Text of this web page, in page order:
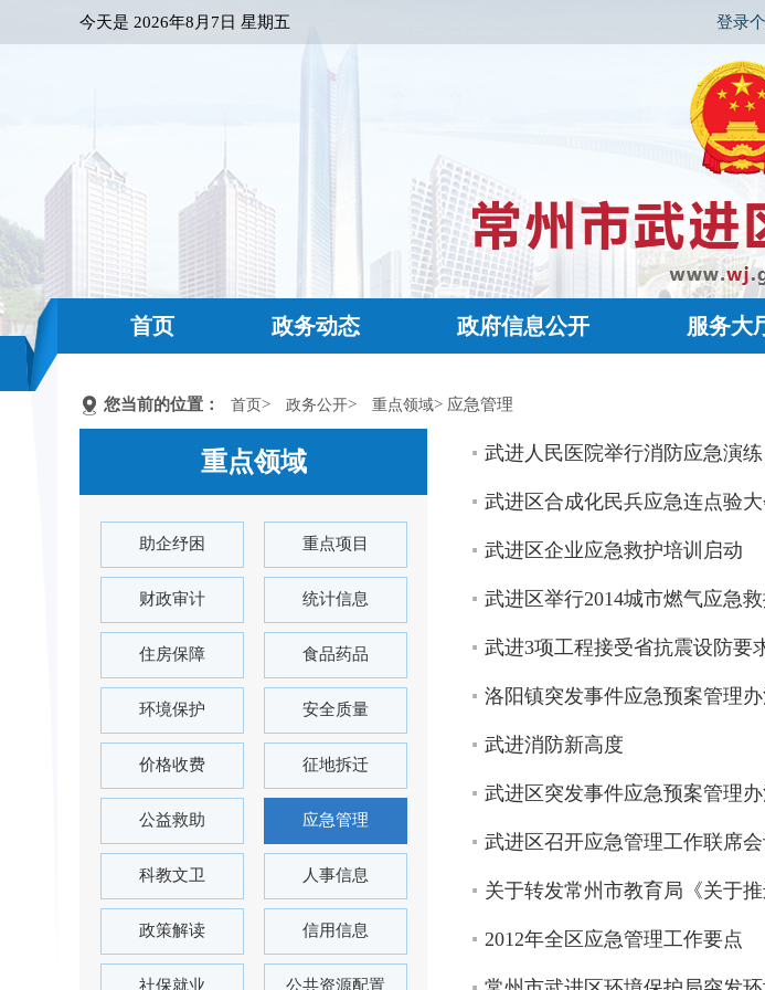
今天是 2026年8月7日 星期五 登录
首页 政务动态 政府信息公开 服务大
您当前的位置： 首页> 政务公开> 重点领域> 应急管理
重点领域
助企纾困 重点项目
财政审计 统计信息
住房保障 食品药品
环境保护 安全质量
价格收费 征地拆迁
公益救助 应急管理
科教文卫 人事信息
政策解读 信用信息
社保就业 公共资源配置
武进人民医院举行消防应急演练
武进区合成化民兵应急连点验
武进区企业应急救护培训启动
武进区举行2014城市燃气应急
武进3项工程接受省抗震设防要
洛阳镇突发事件应急预案管理
武进消防新高度
武进区突发事件应急预案管理
武进区召开应急管理工作联席会
关于转发常州市教育局《关于
2012年全区应急管理工作要点